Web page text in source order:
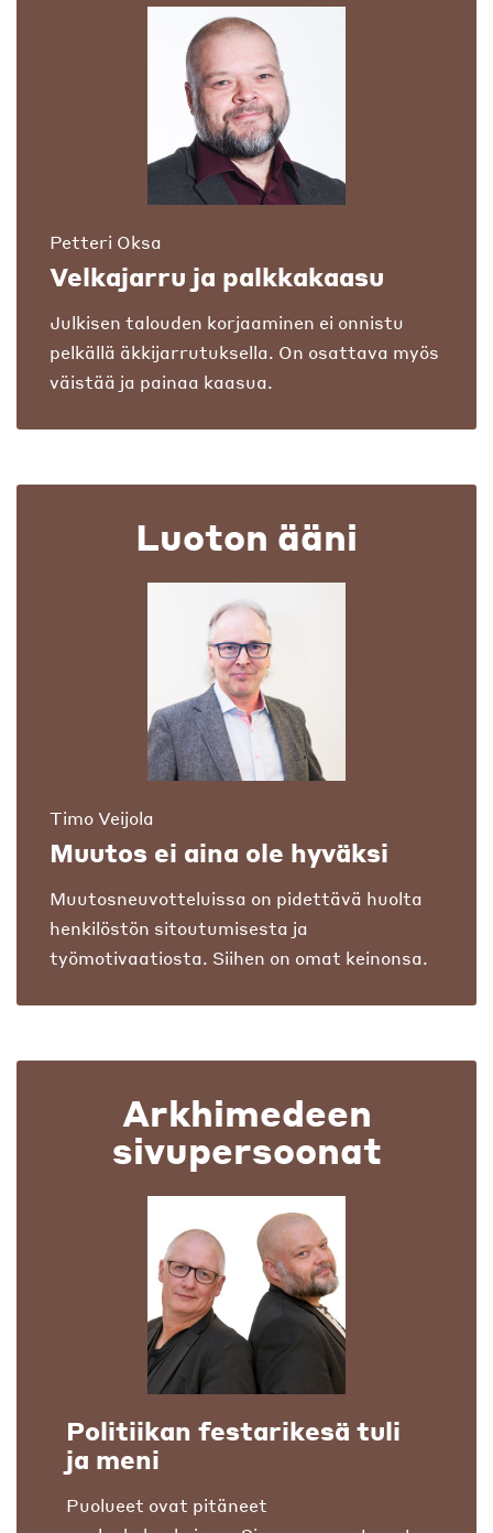
Petteri Oksa
Velkajarru ja palkkakaasu
Julkisen talouden korjaaminen ei onnistu
pelkällä äkkijarrutuksella. On osattava myös
väistää ja painaa kaasua.
Luoton ääni
Timo Veijola
Muutos ei aina ole hyväksi
Muutosneuvotteluissa on pidettävä huolta
henkilöstön sitoutumisesta ja
työmotivaatiosta. Siihen on omat keinonsa.
Arkhimedeen
sivupersoonat
Politiikan festarikesä tuli
ja meni
Puolueet ovat pitäneet